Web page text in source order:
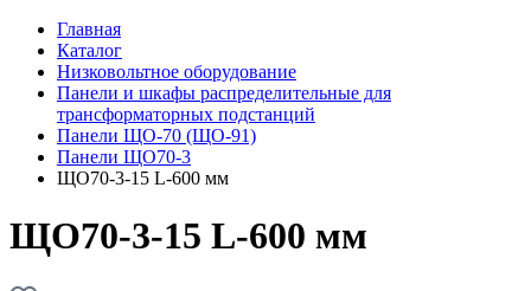
Главная
Каталог
Низковольтное оборудование
Панели и шкафы распределительные для
трансформаторных подстанций
Панели ЩО-70 (ЩО-91)
Панели ЩО70-3
ЩО70-3-15 L-600 мм
ЩО70-3-15 L-600 мм